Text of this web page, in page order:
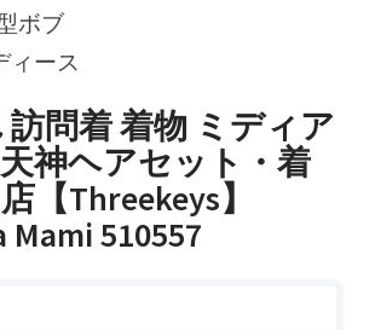
ボブ
ィース
問着 着物 ミディア
神ヘアセット・着
【Threekeys】
Mami 510557